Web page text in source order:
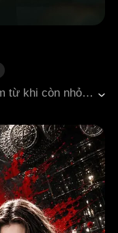
cảm gia đình
Nam Mộ Vãn là tiểu thư bị bế nhầm từ khi còn nhỏ. Sau khi được gia đình tìm lại, cô hết lòng vun vén, nỗ lực hàn gắn tình cảm với những người thân xa lạ, chỉ mong có được tình cảm gia đình quý giá. Nhưng không ngờ, gia đình lại chỉ quan tâm và che chở cho cô con gái nuôi, luôn tin tưởng và che chở cho cô ta, cuối cùng khiến Nam Mộ Vãn bị đẩy vào đường cùng không còn lối thoát. Khi có cơ hội sống lại một lần nữa, cô không còn mong chờ gì vào tình thân nữa. Thay vào đó, Nam Mộ Vãn từng bước đòi lại những gì mình xứng đáng có được! Trên con đường báo thù, cô dần dần từ hợp tác vì mục đích cá nhân với Hách Yến Châu trở thành tình yêu, cuối cùng vừa rửa được mối hận, vừa tìm thấy hạnh phúc đích thực.